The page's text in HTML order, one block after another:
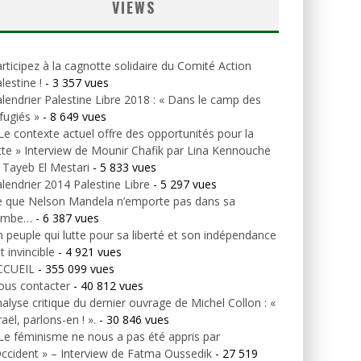
VIEWS
à la cagnotte solidaire du Comité Action
! - 3 357 vues
Palestine Libre 2018 : « Dans le camp des
» - 8 649 vues
contexte actuel offre des opportunités pour la
» Interview de Mounir Chafik par Lina Kennouche
El Mestari - 5 833 vues
2014 Palestine Libre - 5 297 vues
que Nelson Mandela n’emporte pas dans sa
- 6 387 vues
peuple qui lutte pour sa liberté et son indépendance
invincible - 4 921 vues
- 355 099 vues
contacter - 40 812 vues
critique du dernier ouvrage de Michel Collon : «
parlons-en ! ». - 30 846 vues
féminisme ne nous a pas été appris par
» – Interview de Fatma Oussedik - 27 519